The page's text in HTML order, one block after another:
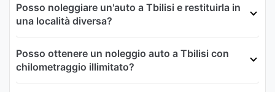
Posso noleggiare un'auto a Tbilisi e restituirla in
una località diversa?
Posso ottenere un noleggio auto a Tbilisi con
chilometraggio illimitato?